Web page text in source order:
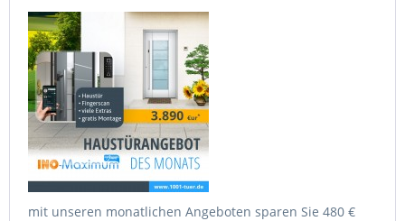
mit unseren monatlichen Angeboten sparen Sie 480 €